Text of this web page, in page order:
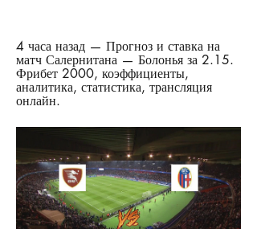
4 часа назад — Прогноз и ставка на
матч Салернитана — Болонья за 2.15.
Фрибет 2000, коэффициенты,
аналитика, статистика, трансляция
онлайн.